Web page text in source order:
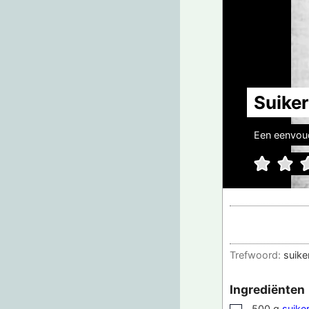
Een
Trefwoord:
Ingrediënten